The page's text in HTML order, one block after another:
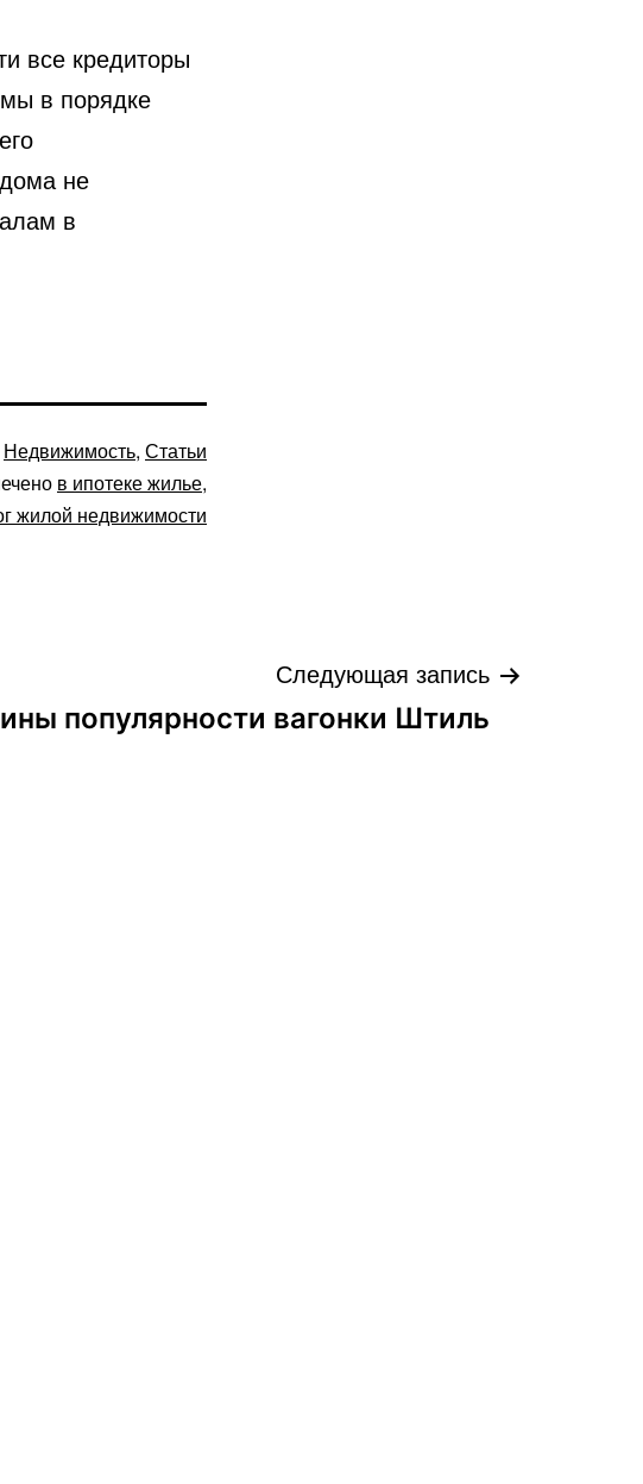
все кредиторы
в порядке
не
в
Недвижимость, Статьи
в ипотеке жилье,
жилой недвижимости
Следующая запись
популярности вагонки Штиль